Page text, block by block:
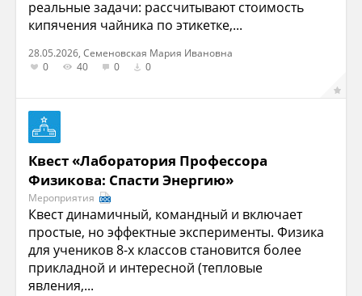
реальные задачи: рассчитывают стоимость
кипячения чайника по этикетке,...
28.05.2026, Семеновская Мария Ивановна
0
40 0 0
Квест «Лаборатория Профессора
Физикова: Спасти Энергию»
Мероприятия
Квест динамичный, командный и включает
простые, но эффектные эксперименты. Физика
для учеников 8-х классов становится более
прикладной и интересной (тепловые
явления,...